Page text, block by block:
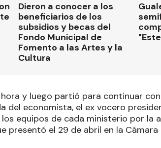
Dieron a conocer a los
beneficiarios de los
subsidios y becas del
Fondo Municipal de
Fomento a las Artes y la
Cultura
y luego partió para continuar
del economista, el ex vocero
equipos de cada ministerio por la
presentó el 29 de abril en la Cámara